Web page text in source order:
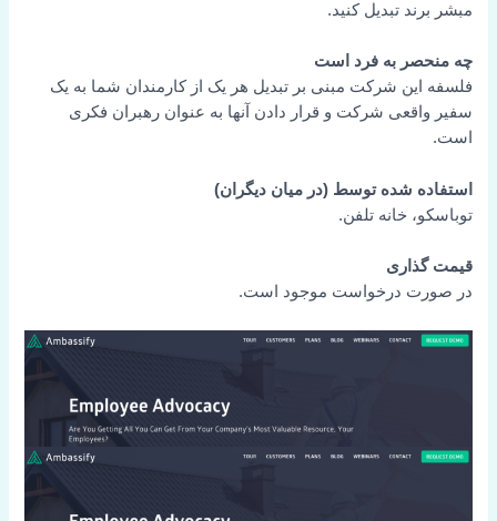
مبشر برند تبدیل کنید.
چه منحصر به فرد است
فلسفه این شرکت مبنی بر تبدیل هر یک از کارمندان شما به یک
سفیر واقعی شرکت و قرار دادن آنها به عنوان رهبران فکری
است.
استفاده شده توسط (در میان دیگران)
توباسکو، خانه تلفن.
قیمت گذاری
در صورت درخواست موجود است.